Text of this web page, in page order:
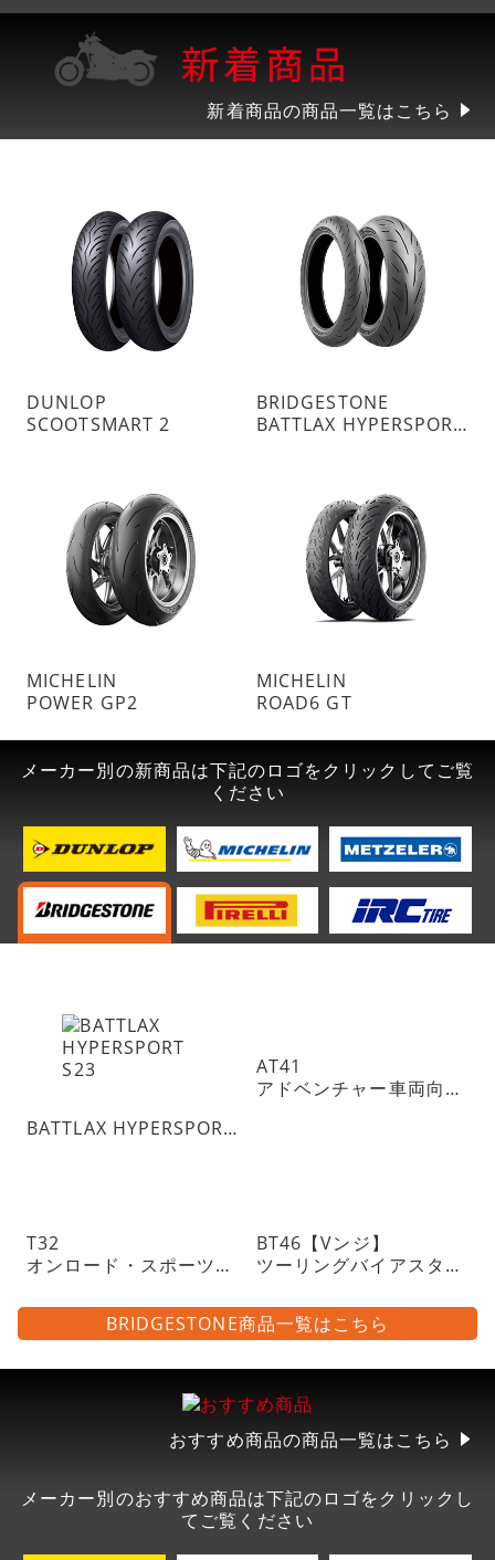
新着商品の商品一覧はこちら
DUNLOP
SCOOTSMART 2
BRIDGESTONE
BATTLAX HYPERSPORT S23
MICHELIN
POWER GP2
MICHELIN
ROAD6 GT
メーカー別の新商品は下記のロゴをクリックしてご覧
ください
BATTLAX HYPERSPORT S23
AT41
アドベンチャー車両向けトレイルタイヤ ON指向
T32
オンロード・スポーツツーリングラジアルタイヤ・チューブレスタイプ
BT46【Vンジ】
ツーリングバイアスタイヤ・チューブレスタイプ
BRIDGESTONE商品一覧はこちら
おすすめ商品の商品一覧はこちら
メーカー別のおすすめ商品は下記のロゴをクリックし
てご覧ください